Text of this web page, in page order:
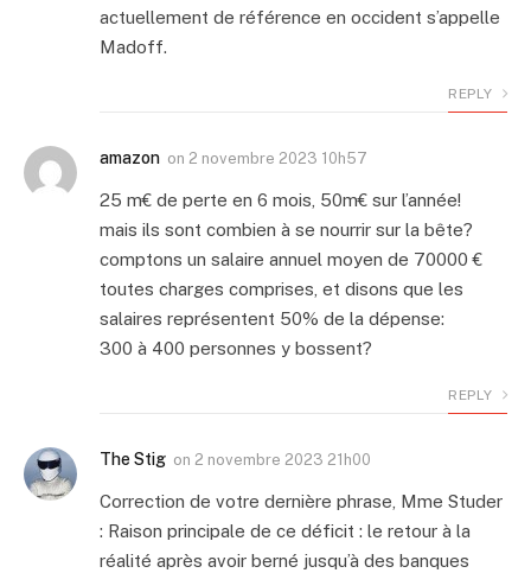
actuellement de référence en occident s’appelle
Madoff.
REPLY
amazon on 2 novembre 2023 10h57
25 m€ de perte en 6 mois, 50m€ sur l’année!
mais ils sont combien à se nourrir sur la bête?
comptons un salaire annuel moyen de 70000 €
toutes charges comprises, et disons que les
salaires représentent 50% de la dépense:
300 à 400 personnes y bossent?
REPLY
The Stig on 2 novembre 2023 21h00
Correction de votre dernière phrase, Mme Studer
: Raison principale de ce déficit : le retour à la
réalité après avoir berné jusqu’à des banques